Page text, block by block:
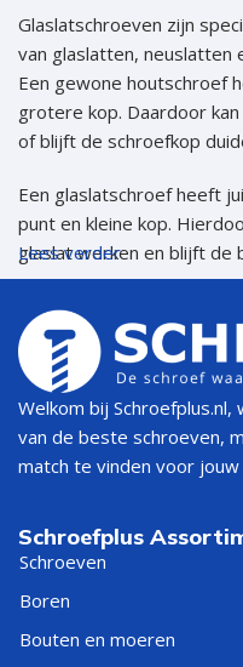
Glaslatschroeven zijn
van glaslatten, neuslatten
Een gewone houtschroef
grotere kop. Daardoor
of blijft de schroefkop
Een glaslatschroef heeft
punt en kleine kop.
glaslat werken en blijft
Bij Schroefplus vindt u
diameter van 3,2 mm en
mm en 3,2×50 mm,
benodigde inschroefdiepte.
Wat is een
van glaslatten in houten
kop valt minder op dan
netjes in het hout worden
Glaslatschroeven worden
Lees verder
Welkom bij
van de beste schroeven,
match te vinden voor
Schroefplus
Schroeven
Boren
Bouten en moeren